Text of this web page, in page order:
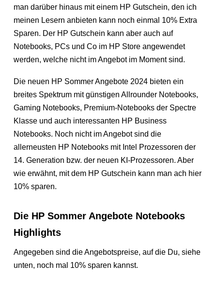
man darüber hinaus mit einem HP Gutschein, den ich
meinen Lesern anbieten kann noch einmal 10% Extra
Sparen. Der HP Gutschein kann aber auch auf
Notebooks, PCs und Co im HP Store angewendet
werden, welche nicht im Angebot im Moment sind.
Die neuen HP Sommer Angebote 2024 bieten ein
breites Spektrum mit günstigen Allrounder Notebooks,
Gaming Notebooks, Premium-Notebooks der Spectre
Klasse und auch interessanten HP Business
Notebooks. Noch nicht im Angebot sind die
allerneusten HP Notebooks mit Intel Prozessoren der
14. Generation bzw. der neuen KI-Prozessoren. Aber
wie erwähnt, mit dem HP Gutschein kann man ach hier
10% sparen.
Die HP Sommer Angebote Notebooks
Highlights
Angegeben sind die Angebotspreise, auf die Du, siehe
unten, noch mal 10% sparen kannst.